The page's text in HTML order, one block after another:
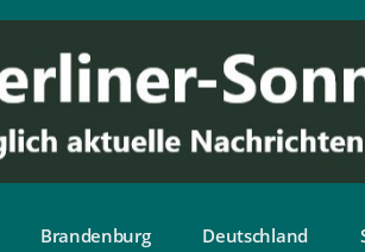
Brandenburg Deutschland